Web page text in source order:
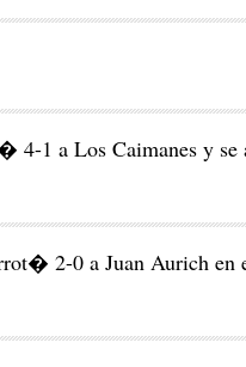
1 a Los Caimanes y se
2-0 a Juan Aurich en